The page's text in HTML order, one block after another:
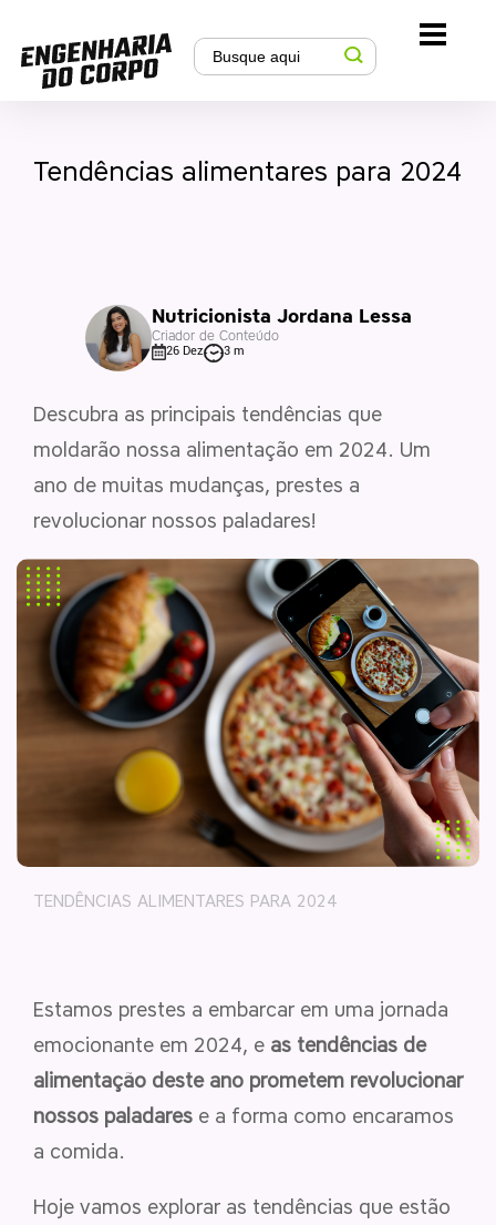
Tendências alimentares para 2024
Nutricionista Jordana Lessa
Criador de Conteúdo
26 Dez 3 m
Descubra as principais tendências que
moldarão nossa alimentação em 2024. Um
ano de muitas mudanças, prestes a
revolucionar nossos paladares!
TENDÊNCIAS ALIMENTARES PARA 2024
Estamos prestes a embarcar em uma jornada
emocionante em 2024, e as tendências de
alimentação deste ano prometem revolucionar
nossos paladares e a forma como encaramos
a comida.
Hoje vamos explorar as tendências que estão